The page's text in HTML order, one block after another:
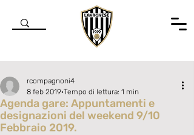
Agenda gare: Appuntamenti e
designazioni del weekend 9/10
Febbraio 2019.
rcompagnoni4
8 feb 2019 Tempo di lettura: 1 min